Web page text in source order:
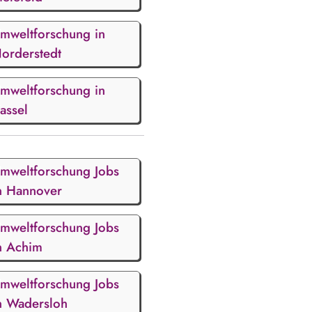
in
in
Jobs
Hannover
Jobs
Achim
Jobs
Wadersloh